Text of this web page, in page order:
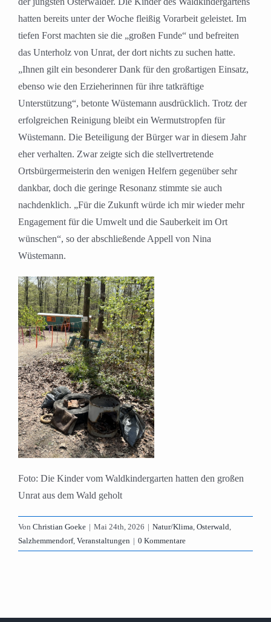
hatten bereits unter der Woche fleißig Vorarbeit geleistet. Im
tiefen Forst machten sie die „großen Funde“ und befreiten
das Unterholz von Unrat, der dort nichts zu suchen hatte.
„Ihnen gilt ein besonderer Dank für den großartigen Einsatz,
ebenso wie den Erzieherinnen für ihre tatkräftige
Unterstützung“, betonte Wüstemann ausdrücklich. Trotz der
erfolgreichen Reinigung bleibt ein Wermutstropfen für
Wüstemann. Die Beteiligung der Bürger war in diesem Jahr
eher verhalten. Zwar zeigte sich die stellvertretende
Ortsbürgermeisterin den wenigen Helfern gegenüber sehr
dankbar, doch die geringe Resonanz stimmte sie auch
nachdenklich. „Für die Zukunft würde ich mir wieder mehr
Engagement für die Umwelt und die Sauberkeit im Ort
wünschen“, so der abschließende Appell von Nina
Wüstemann.
Foto: Die Kinder vom Waldkindergarten hatten den großen
Unrat aus dem Wald geholt
Von Christian Goeke | Mai 24th, 2026 | Natur/Klima Osterwald
Salzhemmendorf, Veranstaltungen | 0 Kommentare